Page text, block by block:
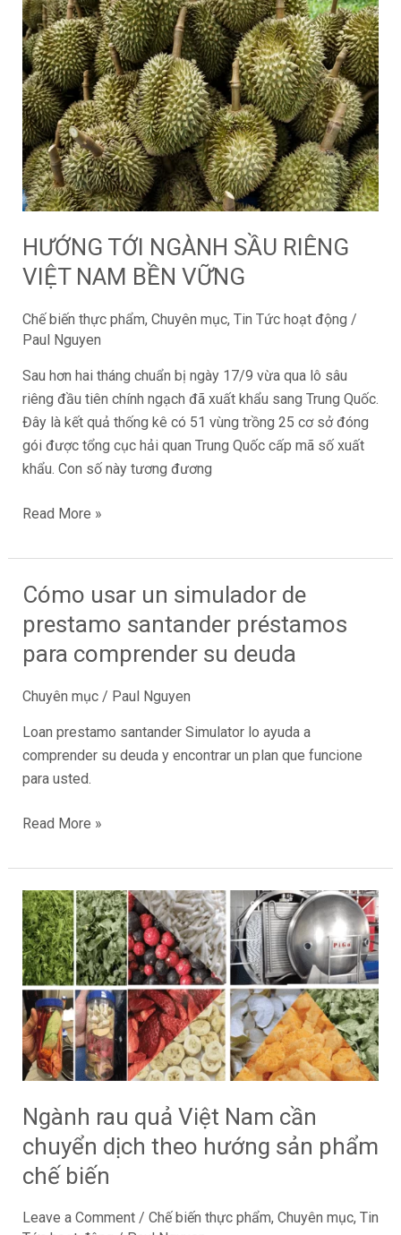
HƯỚNG TỚI NGÀNH SẦU RIÊNG
VIỆT NAM BỀN VỮNG
Chế biến thực phẩm, Chuyên mục, Tin Tức hoạt động /
Paul Nguyen
Sau hơn hai tháng chuẩn bị ngày 17/9 vừa qua lô sâu
riêng đầu tiên chính ngạch đã xuất khẩu sang Trung Quốc.
Đây là kết quả thống kê có 51 vùng trồng 25 cơ sở đóng
gói được tổng cục hải quan Trung Quốc cấp mã số xuất
khẩu. Con số này tương đương
TỚI
NGÀNH
SẦU
RIÊNG
VIỆT
NAM
BỀN
VỮNG
Read More »
Cómo usar un simulador de
prestamo santander préstamos
para comprender su deuda
Chuyên mục/ Paul Nguyen
Loan prestamo santander Simulator lo ayuda a
comprender su deuda y encontrar un plan que funcione
para usted.
Cómo
un
simulador
prestamo
santander
préstamos
para
su
Read More »
Ngành rau quả Việt Nam cần
chuyển dịch theo hướng sản phẩm
chế biến
Leave a Comment / Chế biến thực phẩm, Chuyên mục, Tin
Ngành
rau
quả
Việt
Nam
cần
chuyển
dịch
hướng
sản
phẩm
chế